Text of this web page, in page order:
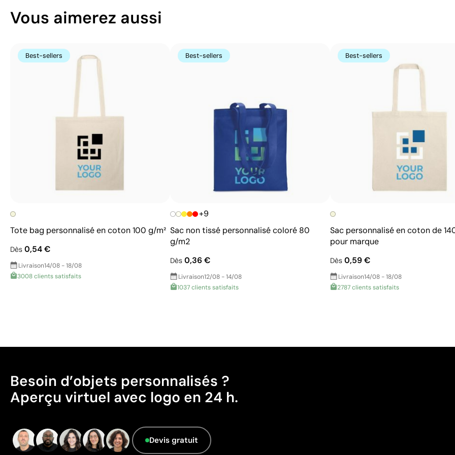
exactes
Excellent rapport qualité-prix pour les grandes
séries
Idéale pour logos simples sans détails fins
Vous aimerez aussi
Best-sellers
Tote bag personnalisé en coton 100 g/m²
Dès 0,54 €
Livraison14/08 - 18/08
3008 clients satisfaits
Best-sellers
+9
Sac non tissé personnalisé coloré 80
g/m2
Dès0,36 €
Livraison12/08 - 14/08
1037 clients satisfaits
Best-sellers
Sac personnalisé en coton de
pour marque
Dès0,59 €
Livraison14/08 - 18/08
2787 clients satisfaits
Besoin d’objets personnalisés ?
Aperçu virtuel avec logo en 24 h.
Devis gratuit